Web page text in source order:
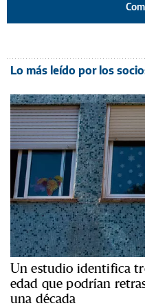
Lo más leído por los
Un estudio identifica
edad que podrían
una década